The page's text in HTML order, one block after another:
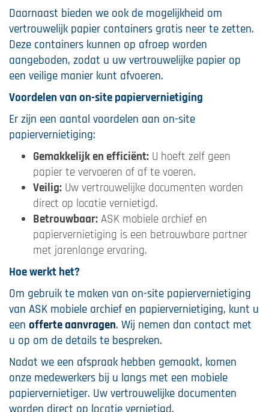
Daarnaast bieden we ook de mogelijkheid om
vertrouwelijk papier containers gratis neer te zetten.
Deze containers kunnen op afroep worden
aangeboden, zodat u uw vertrouwelijke papier op
een veilige manier kunt afvoeren.
Voordelen van on-site papiervernietiging
Er zijn een aantal voordelen aan on-site
papiervernietiging:
Gemakkelijk en efficiënt: U hoeft zelf geen
papier te vervoeren of af te voeren.
Veilig: Uw vertrouwelijke documenten worden
direct op locatie vernietigd.
Betrouwbaar: ASK mobiele archief en
papiervernietiging is een betrouwbare partner
met jarenlange ervaring.
Hoe werkt het?
Om gebruik te maken van on-site papiervernietiging
van ASK mobiele archief en papiervernietiging, kunt u
een offerte aanvragen. Wij nemen dan contact met
u op om de details te bespreken.
Nadat we een afspraak hebben gemaakt, komen
onze medewerkers bij u langs met een mobiele
papiervernietiger. Uw vertrouwelijke documenten